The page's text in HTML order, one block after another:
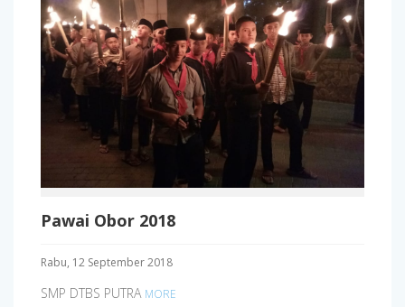
Pawai Obor 2018
Rabu, 12 September 2018
SMP DTBS PUTRA MORE